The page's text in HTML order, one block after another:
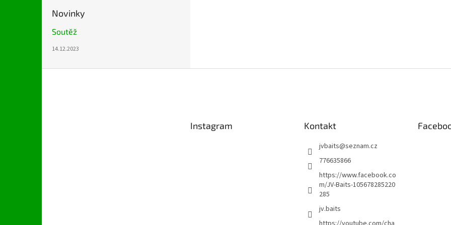
Novinky
Soutěž
14.12.2023
Instagram Kontakt
jvbaits@seznam.cz
776635866
https://www.facebook.co
m/JV-Baits-105678285220
285
jv.baits